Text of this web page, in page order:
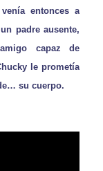
entonces a
padre ausente,
capaz de
le prometía
su cuerpo.